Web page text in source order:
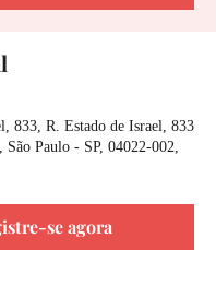
833, R. Estado de Israel, 833
Paulo - SP, 04022-002,
se agora